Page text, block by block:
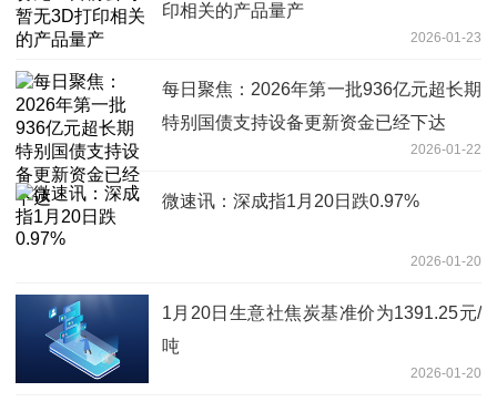
印相关的产品量产
2026-01-23
每日聚焦：2026年第一批936亿元超长期
特别国债支持设备更新资金已经下达
2026-01-22
微速讯：深成指1月20日跌0.97%
2026-01-20
1月20日生意社焦炭基准价为1391.25元/
吨
2026-01-20